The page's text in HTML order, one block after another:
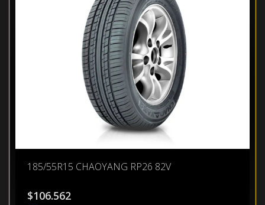
185/55R15 CHAOYANG RP26 82V
$106.562